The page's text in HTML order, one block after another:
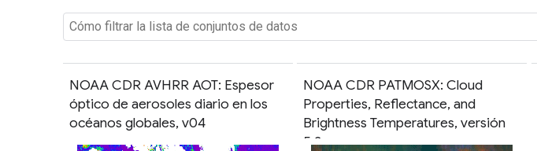
NOAA CDR AVHRR AOT: Espesor
óptico de aerosoles diario en los
océanos globales, v04
NOAA CDR PATMOSX: Cloud
Properties, Reflectance, and
Brightness Temperatures, versión
5.3